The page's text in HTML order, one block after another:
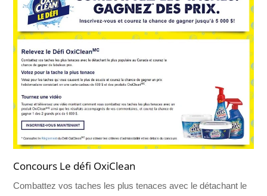
Concours Le défi OxiClean
Combattez vos taches les plus tenaces avec le détachant le